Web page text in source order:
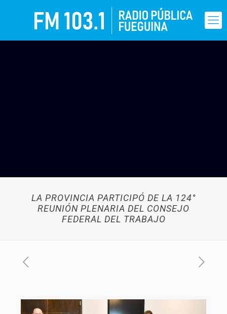
LA PROVINCIA PARTICIPÓ DE LA 124°
REUNIÓN PLENARIA DEL CONSEJO
FEDERAL DEL TRABAJO